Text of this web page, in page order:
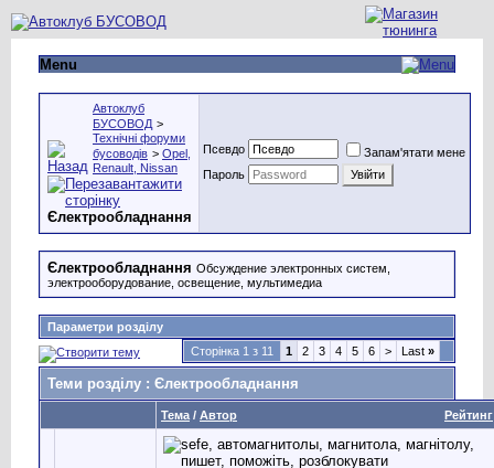
Menu
Автоклуб
БУСОВОД >
Технічні форуми
бусоводів > Opel,
Renault, Nissan
Єлектрообладнання
Псевдо
Запам'ятати мене
Пароль
Єлектрообладнання Обсуждение электронных систем,
электрооборудование, освещение, мультимедиа
Параметри розділу
Сторінка 1 з 11
1 2 3 4 5 6 > Last »
Теми розділу : Єлектрообладнання
Рейтинг
Тема / Автор